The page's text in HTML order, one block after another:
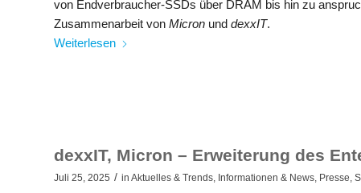
von Endverbraucher-SSDs über DRAM bis hin zu
Zusammenarbeit von Micron und dexxIT.​
Weiterlesen
dexxIT, Micron – Erweiterung des
Juli 25, 2025 / in Aktuelles & Trends, Informationen & News, Presse,